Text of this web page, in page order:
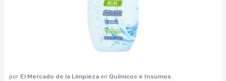
por El Mercado de la Limpieza en Químicos e Insumos